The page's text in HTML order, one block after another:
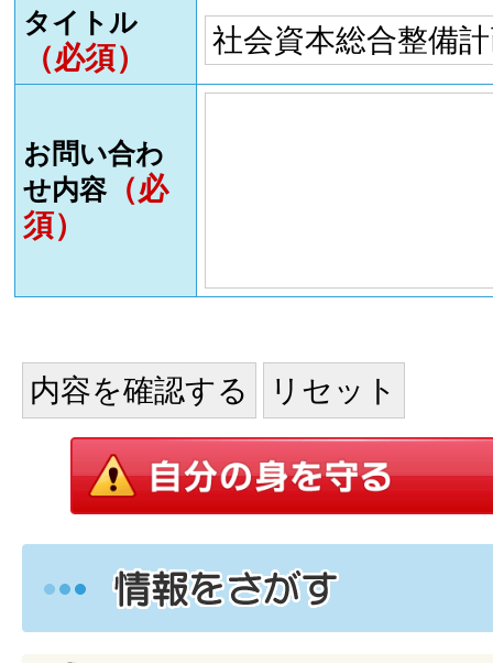
タイトル
（必須）
お問い合わ
せ内容（必
須）